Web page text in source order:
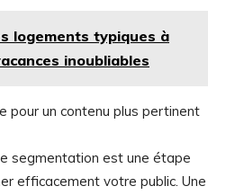
logements typiques à
inoubliables
pour un contenu plus pertinent
segmentation est une étape
efficacement votre public. Une